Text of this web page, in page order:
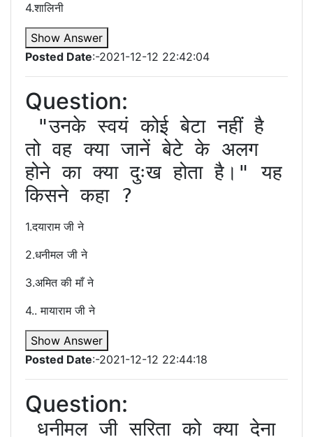
4.शालिनी
Show Answer
Posted Date:-2021-12-12 22:42:04
Question:
तो वह क्या जानें बेटे के अलग
होने का क्या दुःख होता है।" यह
1.दयाराम जी ने
2.धनीमल जी ने
3.अमित की माँ ने
4.. मायाराम जी ने
Show Answer
Posted Date:-2021-12-12 22:44:18
Question: